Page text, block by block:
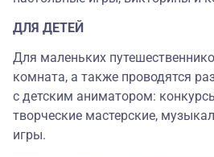
ДЛЯ ДЕТЕЙ
Для маленьких
комната, а также проводятся
с детским аниматором:
творческие мастерские,
игры.